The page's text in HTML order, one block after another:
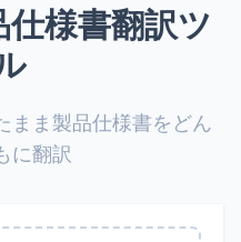
様書翻訳ツ
まま製品仕様書をどん
に翻訳